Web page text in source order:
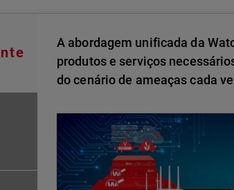
A abordagem unificada da
produtos e serviços
do cenário de ameaças cada